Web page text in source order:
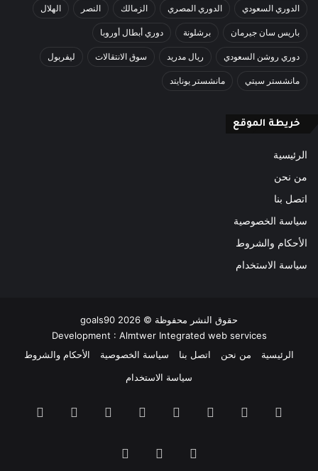
الدوري السعودي الدوري المصري الزمالك النصر الهلال
باريس سان جيرمان برشلونة دوري أبطال أوروبا
دوري روشن السعودي ريال مدريد سوق الانتقالات ليفربول
مانشستر سيتي مانشستر يونايتد
خريطة الموقع
الرئيسية
من نحن
اتصل بنا
سياسة الخصوصية
الأحكام والشروط
سياسة الاستخدام
حقوق النشر محفوظة © goals90 2026
Development : Almtwer Integrated web services
الرئيسية
من نحن اتصل بنا سياسة الخصوصية
الأحكام والشروط
سياسة الاستخدام
فيسبوك بينتيريست‫YouTube انستقرام
ملخص Google